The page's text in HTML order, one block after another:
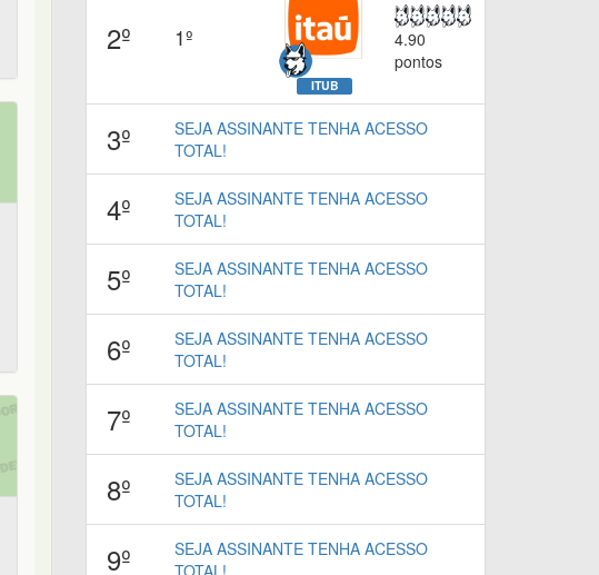
2º 1º
ITUB
4.90
pontos
3º
SEJA ASSINANTE TENHA ACESSO
TOTAL!
4º
SEJA ASSINANTE TENHA ACESSO
TOTAL!
5º
SEJA ASSINANTE TENHA ACESSO
TOTAL!
6º
SEJA ASSINANTE TENHA ACESSO
TOTAL!
7º
SEJA ASSINANTE TENHA ACESSO
TOTAL!
8º
SEJA ASSINANTE TENHA ACESSO
TOTAL!
9º
SEJA ASSINANTE TENHA ACESSO
TOTAL!